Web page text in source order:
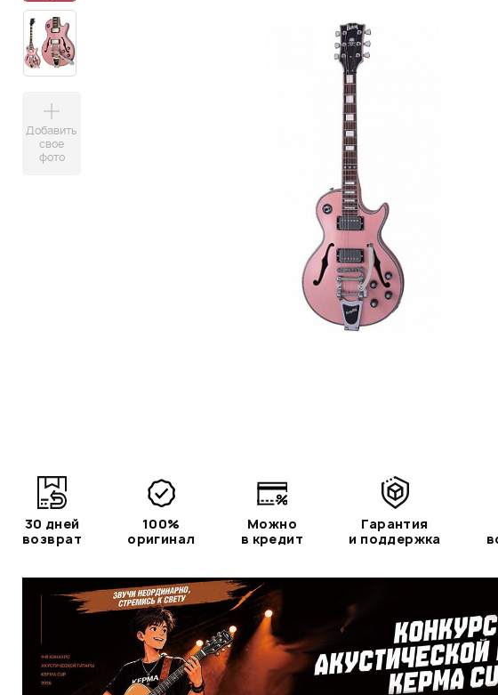
Добавить
свое
фото
30 дней
возврат
100%
оригинал
Можно
в кредит
Гарантия
и поддержка